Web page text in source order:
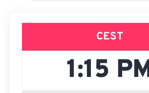
CEST